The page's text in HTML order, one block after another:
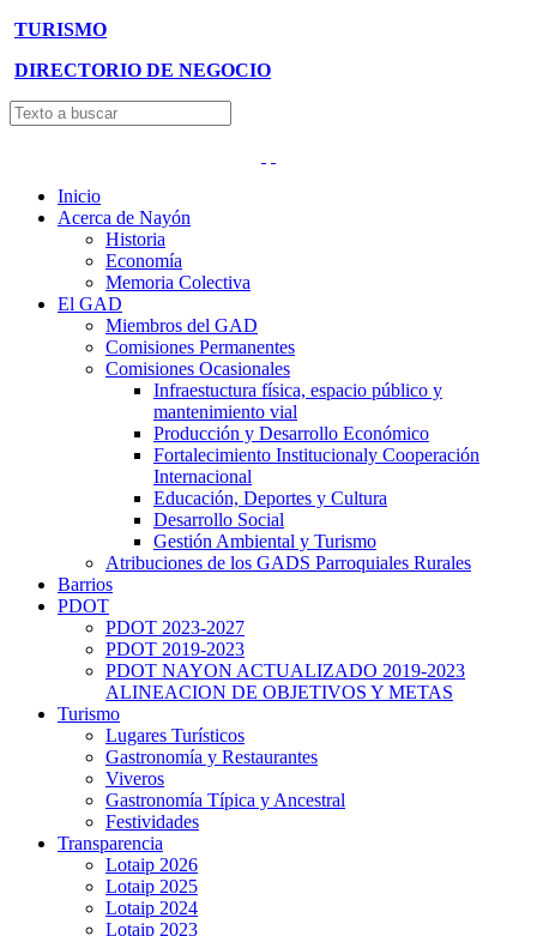
TURISMO
DIRECTORIO DE NEGOCIO
Inicio
Acerca de Nayón
Historia
Economía
Memoria Colectiva
El GAD
Miembros del GAD
Comisiones Permanentes
Comisiones Ocasionales
Infraestuctura física, espacio público y
mantenimiento vial
Producción y Desarrollo Económico
Fortalecimiento Institucionaly Cooperación
Internacional
Educación, Deportes y Cultura
Desarrollo Social
Gestión Ambiental y Turismo
Atribuciones de los GADS Parroquiales Rurales
Barrios
PDOT
PDOT 2023-2027
PDOT 2019-2023
PDOT NAYON ACTUALIZADO 2019-2023
ALINEACION DE OBJETIVOS Y METAS
Turismo
Lugares Turísticos
Gastronomía y Restaurantes
Viveros
Gastronomía Típica y Ancestral
Festividades
Transparencia
Lotaip 2026
Lotaip 2025
Lotaip 2024
Lotaip 2023